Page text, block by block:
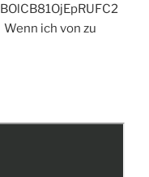
ich von zu